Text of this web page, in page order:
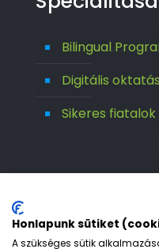
Bilingual
Digitális oktatás
Sikeres fiatalok
Honlapunk sütiket
A szükséges sütik